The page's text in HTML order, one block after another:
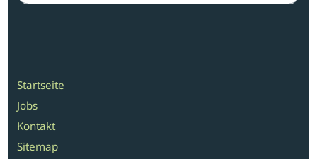
Startseite
Jobs
Kontakt
Sitemap